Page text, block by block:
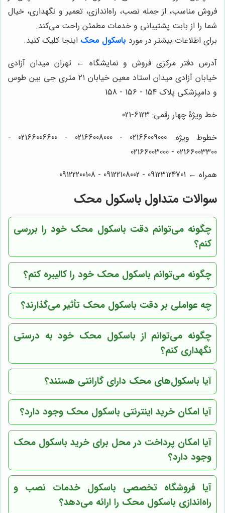
فروش مناسب، از جمله نصب، راه‌اندازی، تعمیر و نگهداری، خیال
شما را از بابت پشتیبانی و خدمات مطمئن راحت می‌کند.
برای اطلاعات بیشتر در مورد باسکول محک اینجا کلیک کنید.
آدرس دفتر مرکزی فروش و نمایشگاه ← تهران میدان آزادی
خیابان آزادی میدان استاد معین خیابان ۲۱ متری جی بین طوس
و دامپزشکی پلاک 154 - 156 - 158
خط ویژۀ چهار رقمی: 6123-021
خطوط ویژه: 02166009000 - 02166008000 - 02166006600 -
02166003300 - 02166003000
همراه ← 09123124701 - 09122108002 - 09122200108
سوالات متداول باسکول محک
چگونه می‌توانم دقت باسکول محک خود را بررسی
کنم؟
چگونه می‌توانم باسکول محک خود را کالیبره کنم؟
چه عواملی بر دقت باسکول محک تأثیر می‌گذارند؟
چگونه می‌توانم از باسکول محک خود به درستی
نگهداری کنم؟
آیا باسکول‌های محک دارای گارانتی هستند؟
آیا امکان خرید اینترنتی باسکول محک وجود دارد؟
آیا امکان پرداخت در محل برای خرید باسکول محک
وجود دارد؟
آیا فروشگاه تخصصی باسکول خدمات نصب و
راه‌اندازی باسکول محک را ارائه می‌دهد؟